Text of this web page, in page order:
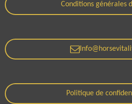
Conditions générales
Politique de